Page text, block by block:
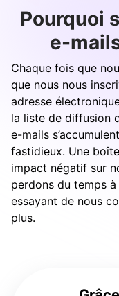
Pourquoi
e-
Chaque fois que
que nous nous
adresse
la liste de diffusion
e-mails
fastidieux. Une
impact négatif sur
perdons du temps
essayant de nous
plus.